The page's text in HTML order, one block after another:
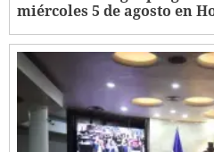
miércoles 5 de agosto en